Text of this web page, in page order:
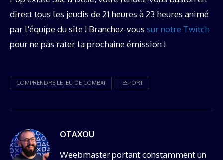
direct tous les jeudis de 21 heures à 23 heures animé
par l'équipe du site ! Branchez-vous sur notre Twitch
pour ne pas rater la prochaine émission !
COMPRENDRE LE JEU DE COMBAT ESPORT
OTAXOU
Weebmaster portant constamment un